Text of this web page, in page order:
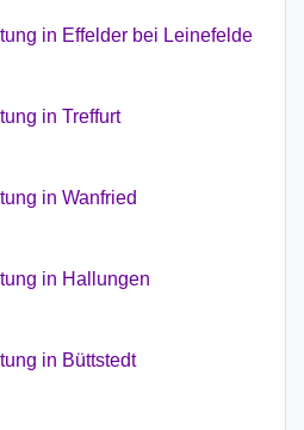
in Effelder bei Leinefelde
in Treffurt
in Wanfried
in Hallungen
in Büttstedt